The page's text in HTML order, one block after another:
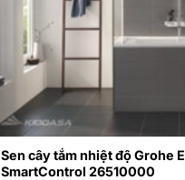
Sen cây tắm nhiệt độ Grohe
SmartControl 26510000